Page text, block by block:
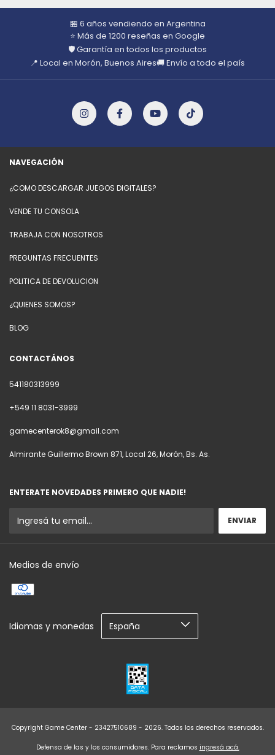
🏪 6 años vendiendo en Argentina
⭐ Más de 1200 reseñas en Google
🛡️ Garantía en todos los productos
📍 Local en Morón, Buenos Aires🚚 Envío a todo el país
NAVEGACIÓN
¿COMO DESCARGAR JUEGOS DIGITALES?
VENDE TU CONSOLA
TRABAJA CON NOSOTROS
PREGUNTAS FRECUENTES
POLITICA DE DEVOLUCION
¿QUIENES SOMOS?
BLOG
CONTACTÁNOS
541180313999
+549 11 8031-3999
gamecenterok8@gmail.com
Almirante Guillermo Brown 871, Local 26, Morón, Bs. As.
ENTERATE NOVEDADES PRIMERO QUE NADIE!
Medios de envío
Idiomas y monedas
Copyright Game Center - 23427510689 - 2026. Todos los derechos reservados.
Defensa de las y los consumidores. Para reclamos ingresá acá.